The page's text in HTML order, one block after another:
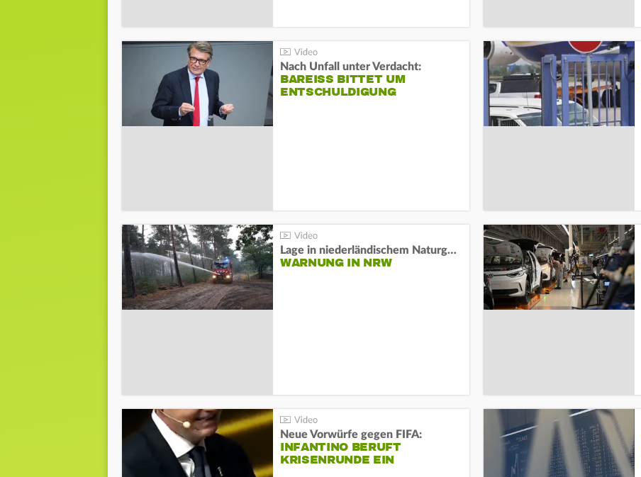
Nach Unfall unter Verdacht:
BAREISS BITTET UM E
NTSCHULDIGUNG
Lage in niederländischem Naturgebiet stabil
WARNUNG IN NRW
Neue Vorwürfe gegen FIFA:
INFANTINO BERUFT
KRISENRUNDE EIN